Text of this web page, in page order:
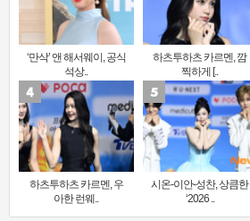
‘만삭’ 앤 해서웨이, 공식
석상..
하츠투하츠 카르멘, 깜
찍하게 [..
하츠투하츠 카르멘, 우
아한 런웨..
시온-이안-성찬, 상큼한
‘2026 ..